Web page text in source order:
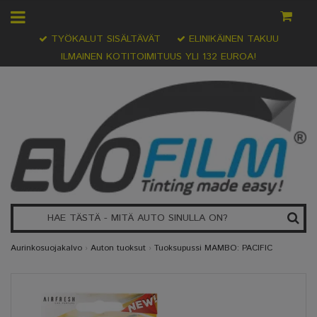
ILMAINEN KOTITOIMITUUS YLI 132 EUROA!
TYÖKALUT SISÄLTÄVÄT ELINIKÄINEN TAKUU
Aurinkosuojakalvo › Auton tuoksut › Tuoksupussi MAMBO: PACIFIC